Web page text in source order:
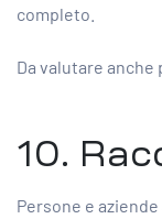
completo.
Da valutare anche
10.
Persone e